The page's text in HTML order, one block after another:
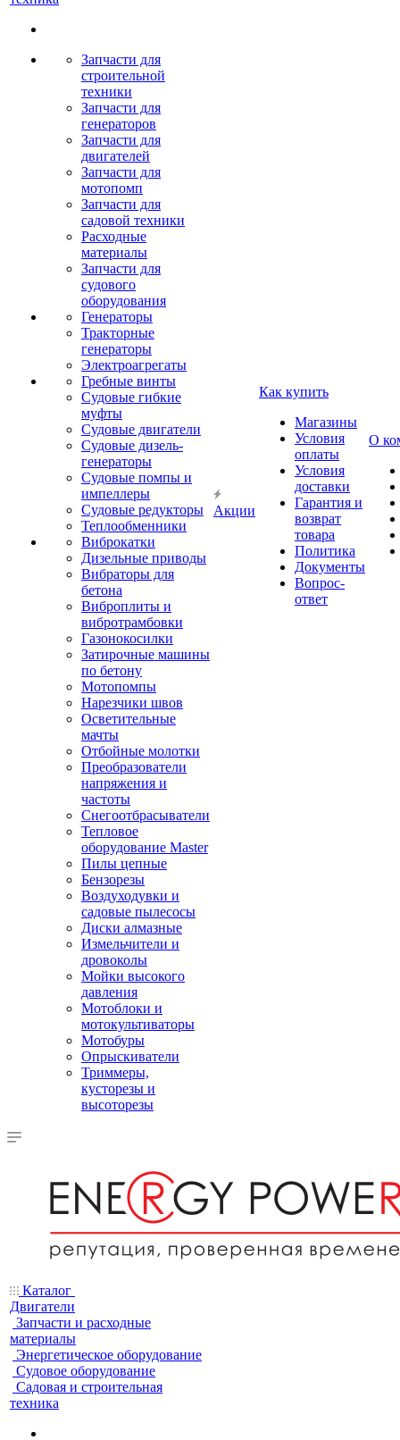
Запчасти для
строительной
техники
Запчасти для
генераторов
Запчасти для
двигателей
Запчасти для
мотопомп
Запчасти для
садовой техники
Расходные
материалы
Запчасти для
судового
оборудования
Генераторы
Тракторные
генераторы
Электроагрегаты
Гребные винты
Судовые гибкие
муфты
Судовые двигатели
Судовые дизель-
генераторы
Судовые помпы и
импеллеры
Судовые редукторы
Теплообменники
Виброкатки
Дизельные приводы
Вибраторы для
бетона
Виброплиты и
вибротрамбовки
Газонокосилки
Затирочные машины
по бетону
Мотопомпы
Нарезчики швов
Осветительные
мачты
Отбойные молотки
Преобразователи
напряжения и
частоты
Снегоотбрасыватели
Тепловое
оборудование Master
Пилы цепные
Бензорезы
Воздуходувки и
садовые пылесосы
Диски алмазные
Измельчители и
дровоколы
Мойки высокого
давления
Мотоблоки и
мотокультиваторы
Мотобуры
Опрыскиватели
Триммеры,
кусторезы и
высоторезы
Акции
Как купить
Магазины
Условия
оплаты
Условия
доставки
Гарантия и
возврат
товара
Политика
Документы
Вопрос-
ответ
О
Каталог
Двигатели
Запчасти и расходные
материалы
Энергетическое оборудование
Судовое оборудование
Садовая и строительная
техника